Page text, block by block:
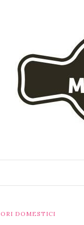
DOMESTICI